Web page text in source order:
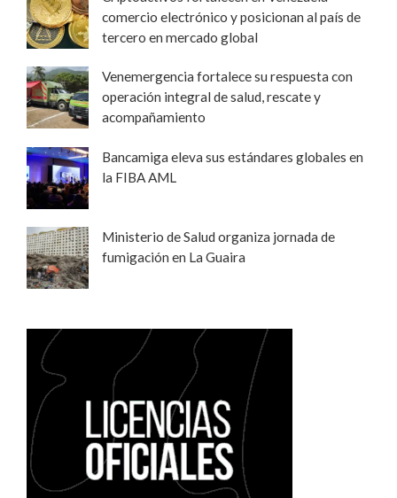
comercio electrónico y posicionan al país de
tercero en mercado global
Venemergencia fortalece su respuesta con
operación integral de salud, rescate y
acompañamiento
Bancamiga eleva sus estándares globales en
la FIBA AML
Ministerio de Salud organiza jornada de
fumigación en La Guaira